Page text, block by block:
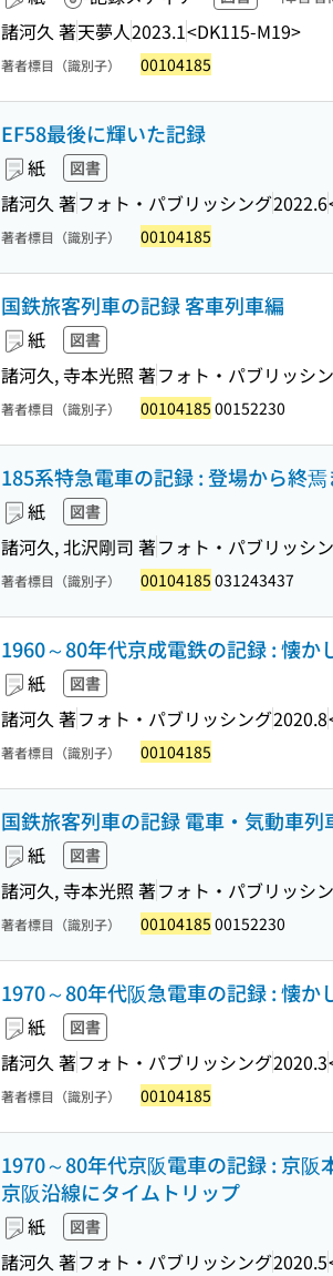
諸河久 著天夢人2023.1<DK115-M19>
著者標目（識別子） 00104185
EF58最後に輝いた記録
紙 図書
諸河久 著フォト・パブリッシング2022.6
著者標目（識別子） 00104185
国鉄旅客列車の記録 客車列車編
紙 図書
諸河久, 寺本光照 著フォト・パブリッシ
著者標目（識別子） 00104185 00152230
185系特急電車の記録 : 登場から終
紙 図書
諸河久, 北沢剛司 著フォト・パブリッシ
著者標目（識別子） 00104185 031243437
1960～80年代京成電鉄の記録 : 懐
紙 図書
諸河久 著フォト・パブリッシング2020.8
著者標目（識別子） 00104185
国鉄旅客列車の記録 電車・気動車列
紙 図書
諸河久, 寺本光照 著フォト・パブリッシ
著者標目（識別子） 00104185 00152230
1970～80年代阪急電車の記録 : 懐
紙 図書
諸河久 著フォト・パブリッシング2020.3
著者標目（識別子） 00104185
1970～80年代京阪電車の記録 : 京
京阪沿線にタイムトリップ
紙 図書
諸河久 著フォト・パブリッシング2020.5